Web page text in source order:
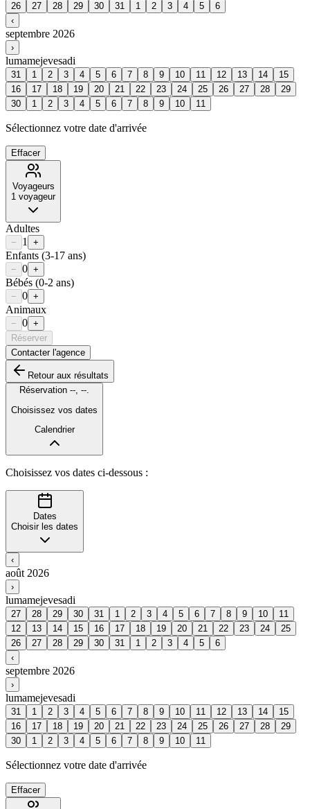
26
27 28 29 30 31 1 2 3 4 5
6
‹
septembre 2026
›
lumamejevesadi
31 1 2 3 4 5 6 7 8 9 10 11 12 13 14
15
16
17 18 19 20 21 22 23 24 25 26 27 28
29
30
1 2 3 4 5 6 7 8 9 10 11
Sélectionnez votre date d'arrivée
Effacer
Voyageurs
1 voyageur
Adultes
− 1 +
Enfants (3-17 ans)
− 0 +
Bébés (0-2 ans)
− 0 +
Animaux
− 0 +
Réserver
Contacter l'agence
Retour aux résultats
Réservation --, --.
Choisissez vos dates
Calendrier
Choisissez vos dates ci-dessous :
Dates
Choisir les dates
‹
août 2026
›
lumamejevesadi
27 28 29 30 31 1 2 3 4 5 6 7 8 9 10
11
12
13 14 15 16 17 18 19 20 21 22 23 24
25
26
27 28 29 30 31 1 2 3 4 5
6
‹
septembre 2026
›
lumamejevesadi
31 1 2 3 4 5 6 7 8 9 10 11 12 13 14
15
16
17 18 19 20 21 22 23 24 25 26 27 28
29
30
1 2 3 4 5 6 7 8 9 10 11
Sélectionnez votre date d'arrivée
Effacer